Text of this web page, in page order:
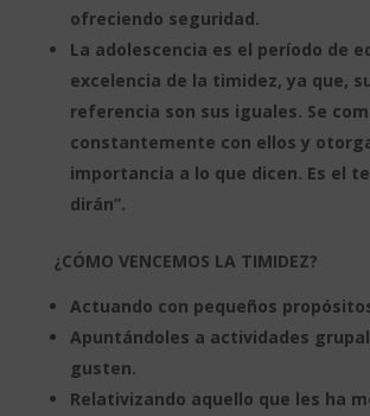
ofreciendo seguridad.
La adolescencia es el período de
excelencia de la timidez, ya que,
referencia son sus iguales. Se
constantemente con ellos y
importancia a lo que dicen. Es el
dirán”.
¿CÓMO VENCEMOS LA TIMIDEZ?
Actuando con pequeños
Apuntándoles a actividades
gusten.
Relativizando aquello que les ha